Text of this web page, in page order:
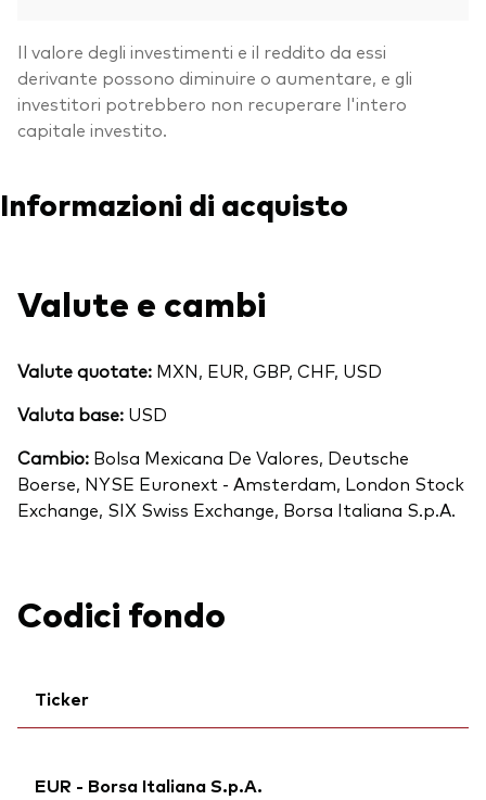
Il valore degli investimenti e il reddito da essi
derivante possono diminuire o aumentare, e gli
investitori potrebbero non recuperare l'intero
capitale investito.
Informazioni di acquisto
Valute e cambi
Valute quotate: MXN, EUR, GBP, CHF, USD
Valuta base: USD
Cambio: Bolsa Mexicana De Valores, Deutsche
Boerse, NYSE Euronext - Amsterdam, London Stock
Exchange, SIX Swiss Exchange, Borsa Italiana S.p.A.
Codici fondo
Ticker
Ticker di borsa:V3AA
EUR - Borsa Italiana S.p.A.